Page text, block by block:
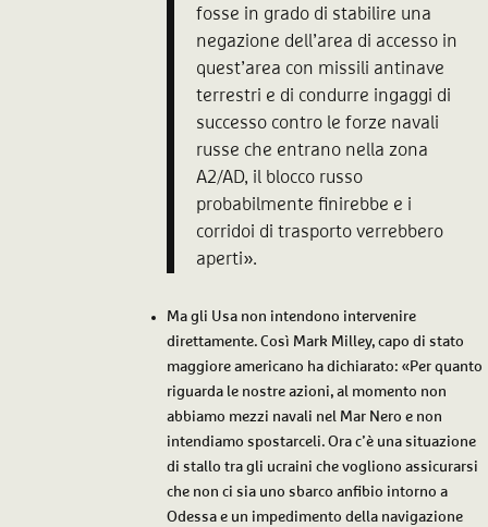
fosse in grado di stabilire una
negazione dell’area di accesso in
quest’area con missili antinave
terrestri e di condurre ingaggi di
successo contro le forze navali
russe che entrano nella zona
A2/AD, il blocco russo
probabilmente finirebbe e i
corridoi di trasporto verrebbero
aperti».
Ma gli Usa non intendono intervenire
direttamente. Così Mark Milley, capo di stato
maggiore americano ha dichiarato: «Per quanto
riguarda le nostre azioni, al momento non
abbiamo mezzi navali nel Mar Nero e non
intendiamo spostarceli. Ora c’è una situazione
di stallo tra gli ucraini che vogliono assicurarsi
che non ci sia uno sbarco anfibio intorno a
Odessa e un impedimento della navigazione